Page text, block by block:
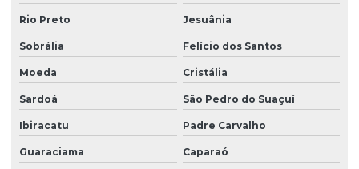
Rio Preto Jesuânia
Sobrália Felício dos Santos
Moeda Cristália
Sardoá São Pedro do Suaçuí
Ibiracatu Padre Carvalho
Guaraciama Caparaó